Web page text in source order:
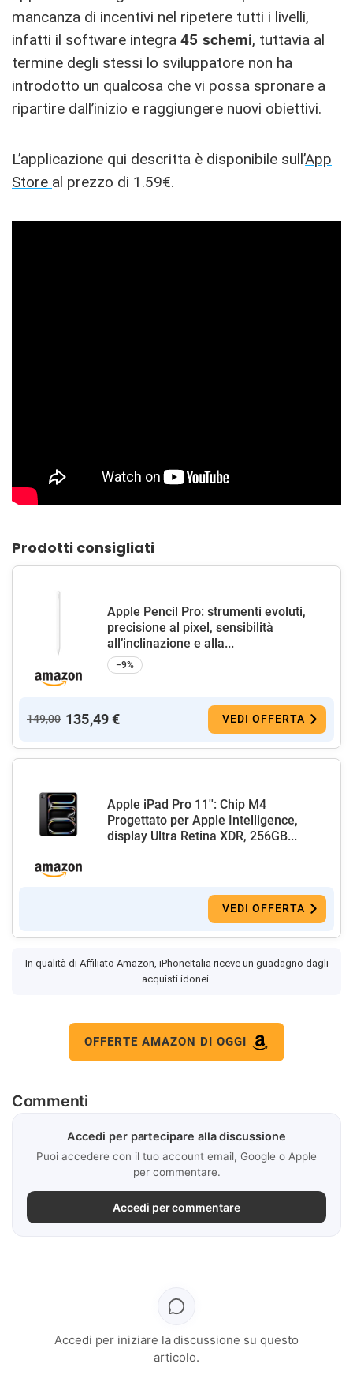
mancanza di incentivi nel ripetere tutti i livelli,
infatti il software integra 45 schemi, tuttavia al
termine degli stessi lo sviluppatore non ha
introdotto un qualcosa che vi possa spronare a
ripartire dall’inizio e raggiungere nuovi obiettivi.
L’applicazione qui descritta è disponibile sull’App
Store al prezzo di 1.59€.
Prodotti consigliati
Apple Pencil Pro: strumenti evoluti,
precisione al pixel, sensibilità
all’inclinazione e alla...
−9%
149,00 135,49 € VEDI OFFERTA
Apple iPad Pro 11'': Chip M4
Progettato per Apple Intelligence,
display Ultra Retina XDR, 256GB...
VEDI OFFERTA
In qualità di Affiliato Amazon, iPhoneItalia riceve un guadagno dagli
acquisti idonei.
OFFERTE AMAZON DI OGGI
Commenti
Accedi per partecipare alla discussione
Puoi accedere con il tuo account email, Google o Apple
per commentare.
Accedi per commentare
Accedi per iniziare la discussione su questo
articolo.